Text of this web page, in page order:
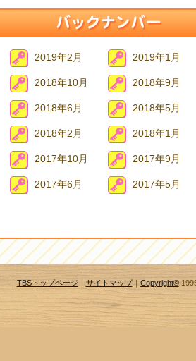
2019年2月 2019年1月
2018年10月 2018年9月
2018年6月 2018年5月
2018年2月 2018年1月
2017年10月 2017年9月
2017年6月 2017年5月
｜ TBSトップページ ｜ サイトマップ｜ Copyright©